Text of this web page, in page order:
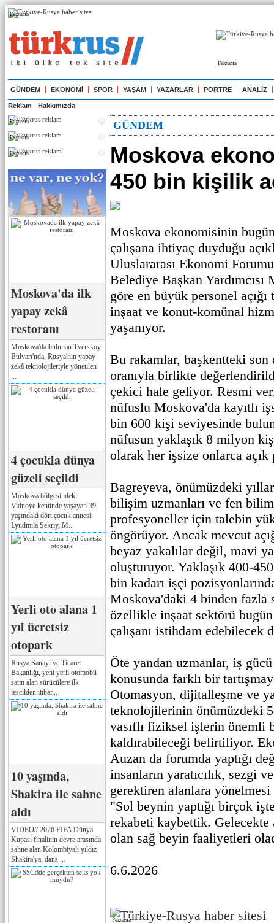
Реклама
Реклама
GÜNDEM EKONOMİ SPOR YAŞAM YAZARLAR PORTRE ANALİZ
Reklam Hakkımızda
Реклама
Реклама
Реклама
Moskova'da ilk
yapay zekâ
restoranı
Moskova'da bulunan Tverskoy
Bulvarı'nda, Rusya'nın yapay
zekâ teknolojileriyle yönetilen
4 çocukla dünya
güzeli seçildi
Moskova bölgesindeki
Vidnoye kentinde yaşayan 39
yaşındaki dört çocuk annesi
Lyudmila Sekriy, M...
Yerli oto alana 1
yıl ücretsiz
otopark
Rusya Sanayi ve Ticaret
Bakanlığı, yeni yerli otomobil
satın alan sürücülere ilk
tescilden itibar...
10 yaşında,
Shakira ile sahne
aldı
VIDEO// 2026 FIFA Dünya
Kupası finalinin devre arasında
sahne alan Kolombiyalı yıldız
Shakira'ya, dans ...
GÜNDEM
Moskova
450 bin kişilik
Moskova ekonomisinin
çalışana ihtiyaç duyduğu
Uluslararası Ekonomi
Belediye Başkan
göre en büyük personel
inşaat ve konut-komünal
yaşanıyor.
Bu rakamlar, başkentteki
oranıyla birlikte
çekici hale geliyor. Resmi
nüfuslu Moskova'da kayıtlı
bin 600 kişi seviyesinde
nüfusun yaklaşık 8 milyon
olarak her işsize onlarca
Bagreyeva, önümüzdeki
bilişim uzmanları ve fen
profesyoneller için talebin
öngörüyor. Ancak mevcut
beyaz yakalılar değil, mavi
oluşturuyor. Yaklaşık 400-
bin kadarı işçi
Moskova'daki 4 binden fazla
özellikle inşaat sektörü
çalışanı istihdam edebilecek
Öte yandan uzmanlar, iş gücü
konusunda farklı bir
Otomasyon, dijitalleşme ve
teknolojilerinin önümüzdeki
vasıflı fiziksel işlerin önemli
kaldırabileceği belirtiliyor.
Auzan da forumda yaptığı
insanların yaratıcılık, sezgi
gerektiren alanlara
"Sol beynin yaptığı birçok
rekabeti kaybettik. Gelecekte
olan sağ beyin faaliyetleri
6.6.2026
Реклама